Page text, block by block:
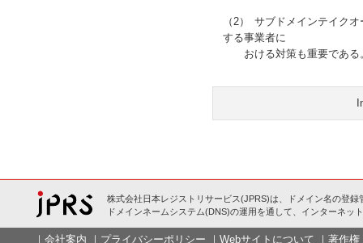
サブドメインテイク
する事業者に
おける対策も重要である
株式会社日本レジストリサービス(JPRS)は、ドメイン名の登録
ドメインネームシステム(DNS)の運用を通して、インターネッ
｜ 会社案内 ｜ プライバシーポリシー ｜ Webサイトについて ｜ 著作権